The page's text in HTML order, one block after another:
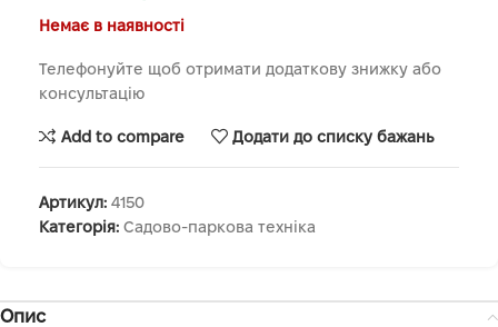
Немає в наявності
Телефонуйте щоб отримати додаткову знижку або
консультацію
Add to compare Додати до списку бажань
Артикул: 4150
Категорія: Садово-паркова техніка
Опис